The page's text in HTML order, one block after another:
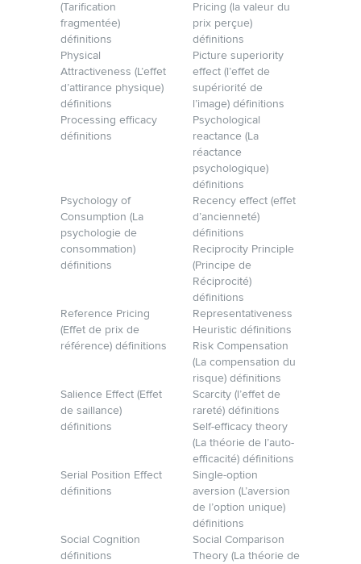
(Tarification
fragmentée)
définitions
Pricing (la valeur du
prix perçue)
définitions
Physical
Attractiveness (L’effet
d’attirance physique)
définitions
Picture superiority
effect (l’effet de
supériorité de
l’image) définitions
Processing efficacy
définitions
Psychological
reactance (La
réactance
psychologique)
définitions
Psychology of
Consumption (La
psychologie de
consommation)
définitions
Recency effect (effet
d’ancienneté)
définitions
Reciprocity Principle
(Principe de
Réciprocité)
définitions
Reference Pricing
(Effet de prix de
référence) définitions
Representativeness
Heuristic définitions
Risk Compensation
(La compensation du
risque) définitions
Salience Effect (Effet
de saillance)
définitions
Scarcity (l’effet de
rareté) définitions
Self-efficacy theory
(La théorie de l’auto­-
efficacité) définitions
Serial Position Effect
définitions
Single-option
aversion (L’aversion
de l’option unique)
définitions
Social Cognition
définitions
Social Comparison
Theory (La théorie de